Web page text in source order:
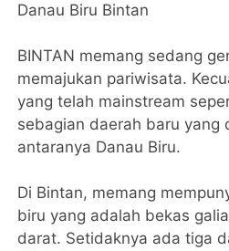
Danau Biru Bintan
BINTAN memang sedang
memajukan pariwisata.
yang telah mainstream
sebagian daerah baru yang
antaranya Danau Biru.
Di Bintan, memang
biru yang adalah bekas
darat. Setidaknya ada tiga